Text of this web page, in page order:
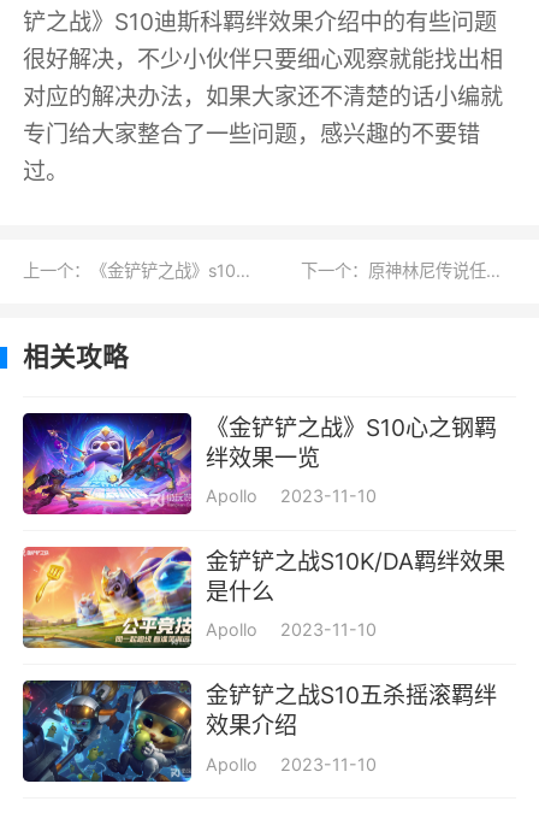
铲之战》S10迪斯科羁绊效果介绍中的有些问题
很好解决，不少小伙伴只要细心观察就能找出相
对应的解决办法，如果大家还不清楚的话小编就
专门给大家整合了一些问题，感兴趣的不要错
过。
上一个：《金铲铲之战》s10乡村音乐羁绊效果一览 下一个：原神林尼传说任务被遗忘的怪盗怎么做
相关攻略
《金铲铲之战》S10心之钢羁
绊效果一览
Apollo 2023-11-10
金铲铲之战S10K/DA羁绊效果
是什么
Apollo 2023-11-10
金铲铲之战S10五杀摇滚羁绊
效果介绍
Apollo 2023-11-10